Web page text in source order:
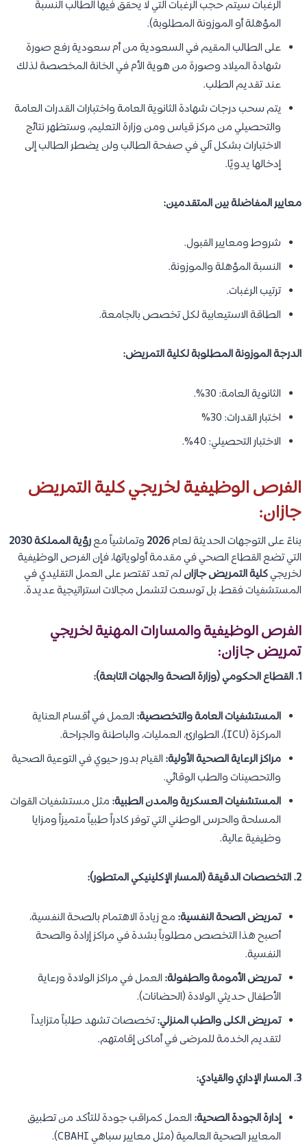
الرغبات سيتم حجب الرغبات التي لا يحقق فيها الطالب النسبة
المؤهلة أو الموزونة المطلوبة).
على الطالب المقيم في السعودية من أم سعودية رفع صورة
شهادة الميلاد وصورة من هوية الأم في الخانة المخصصة لذلك
عند تقديم الطلب.
يتم سحب درجات شهادة الثانوية العامة واختبارات القدرات العامة
والتحصيلي من مركز قياس ومن وزارة التعليم، وستظهر نتائج
الاختبارات بشكل آلي في صفحة الطالب ولن يضطر الطالب إلى
إدخالها يدويًا.
معايير المفاضلة بين المتقدمين:
شروط ومعايير القبول.
النسبة المؤهلة والموزونة.
ترتيب الرغبات.
الطاقة الاستيعابية لكل تخصص بالجامعة.
الدرجة الموزونة المطلوبة لكلية التمريض:
الثانوية العامة: 30%.
اختبار القدرات: 30%
الاختبار التحصيلي: 40%.
الفرص الوظيفية لخريجي كلية التمريض
جازان:
بناءً على التوجهات الحديثة لعام2026 وتماشياً معرؤية المملكة 2030
التي تضع القطاع الصحي في مقدمة أولوياتها، فإن الفرص الوظيفية
لخريجيكلية التمريض جازانلم تعد تقتصر على العمل التقليدي في
المستشفيات فقط، بل توسعت لتشمل مجالات استراتيجية عديدة.
الفرص الوظيفية والمسارات المهنية لخريجي
تمريض جازان:
1. القطاع الحكومي (وزارة الصحة والجهات التابعة):
المستشفيات العامة والتخصصية: العمل في أقسام العناية
المركزة (ICU)، الطوارئ، العمليات، والباطنة والجراحة.
مراكز الرعاية الصحية الأولية: القيام بدور حيوي في التوعية الصحية
والتحصينات والطب الوقائي.
المستشفيات العسكرية والمدن الطبية: مثل مستشفيات القوات
المسلحة والحرس الوطني التي توفر كادراً طبياً متميزاً ومزايا
وظيفية عالية.
2. التخصصات الدقيقة (المسار الإكلينيكي المتطور):
تمريض الصحة النفسية: مع زيادة الاهتمام بالصحة النفسية،
أصبح هذا التخصص مطلوباً بشدة في مراكز إرادة والصحة
النفسية.
تمريض الأمومة والطفولة: العمل في مراكز الولادة ورعاية
الأطفال حديثي الولادة (الحضانات).
تمريض الكلى والطب المنزلي:تخصصات تشهد طلباً متزايداً
لتقديم الخدمة للمرضى في أماكن إقامتهم.
3. المسار الإداري والقيادي:
إدارة الجودة الصحية: العمل كمراقب جودة للتأكد من تطبيق
المعايير الصحية العالمية (مثل معايير سباهي CBAHI).